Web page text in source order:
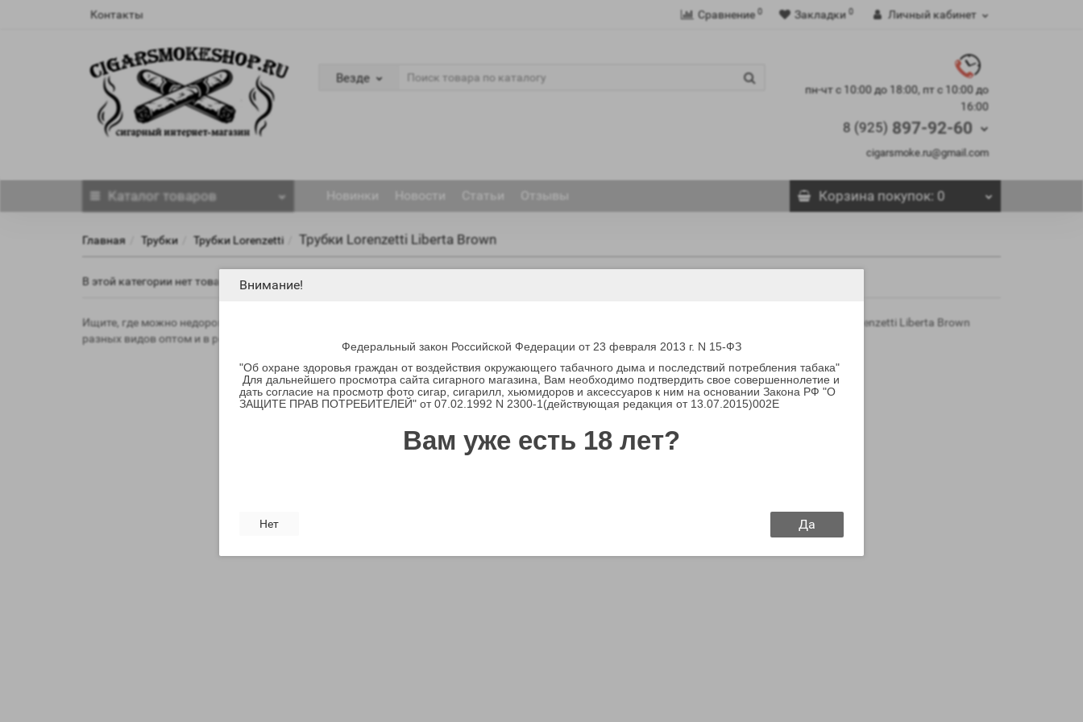
Внимание!
Федеральный закон Российской Федерации от 23 февраля 2013 г. N 15-ФЗ
"Об охране здоровья граждан от воздействия окружающего табачного дыма и последствий потребления табака"
Для дальнейшего просмотра сайта сигарного магазина, Вам необходимо подтвердить свое совершеннолетие и
дать согласие на просмотр фото сигар, сигарилл, хьюмидоров и аксессуаров к ним на основании Закона РФ "О
ЗАЩИТЕ ПРАВ ПОТРЕБИТЕЛЕЙ" от 07.02.1992 N 2300-1(действующая редакция от 13.07.2015)002E
Вам уже есть 18 лет?
Нет Да
Контакты Сравнение 0 Закладки 0 Личный кабинет
Везде
пн-чт с 10:00 до 18:00, пт с 10:00 до
16:00
8 (925) 897-92-60
cigarsmoke.ru@gmail.com
Каталог товаров Новинки Новости Статьи Отзывы Корзинапокупок: 0
Главная Трубки Трубки Lorenzetti Трубки Lorenzetti Liberta Brown
В этой категории нет товаров.
Ищите, где можно недорого купить Трубки Lorenzetti Liberta Brown в Москве? Наш интернет-магазин cigarsmoke.ru предлагает на выбор Трубки Lorenzetti Liberta Brown
разных видов оптом и в розницу по общедоступным ценам. Наши менеджеры помогут вам определиться с выбором и с доставкой.